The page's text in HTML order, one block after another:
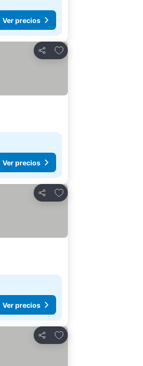
Ver precios
Compartir
Agregar a favoritos
Ver precios
Compartir
Agregar a favoritos
Ver precios
Compartir
Agregar a favoritos